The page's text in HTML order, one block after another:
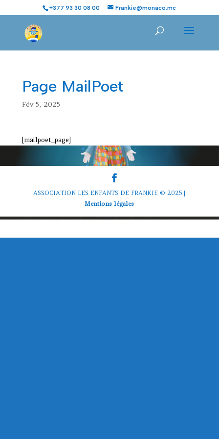
+377 93 30 08 00 Frankie@monaco.mc
Page MailPoet
Fév 5, 2025
[mailpoet_page]
ASSOCIATION LES ENFANTS DE FRANKIE © 2025 |
Mentions légales